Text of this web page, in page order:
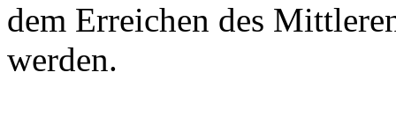
dem Erreichen des
werden.